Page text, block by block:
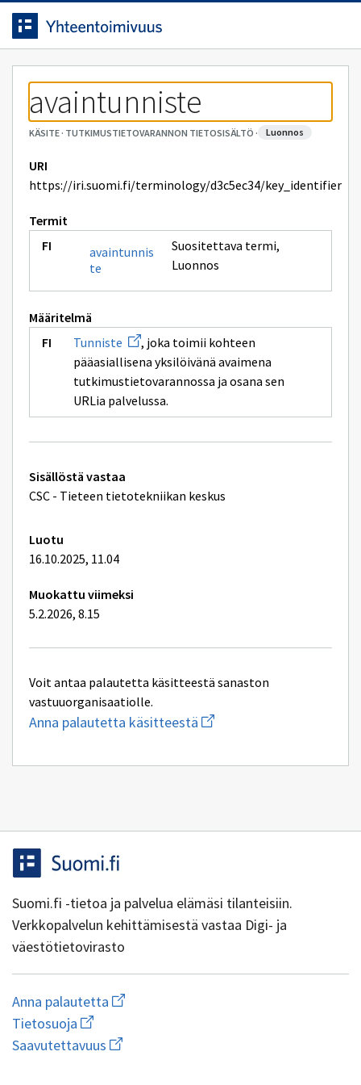
Siirrytty
sivulle
Siirry suoraan sisältöön.
avaintunniste
KÄSITE· TUTKIMUSTIETOVARANNON TIETOSISÄLTÖ · luonnos
URI
https://iri.suomi.fi/terminology/d3c5ec34/key_identifier
Termit
avaintunnis
te
Suositettava termi,
Luonnos
Määritelmä
Tunniste Avaa
uuden
ikkunan
sivulle
Tunniste
, joka toimii kohteen
pääasiallisena yksilöivänä avaimena
tutkimustietovarannossa ja osana sen
URLia palvelussa.
Tekniset
lisätiedot
Sisällöstä vastaa
CSC - Tieteen tietotekniikan keskus
Luotu
16.10.2025, 11.04
Muokattu viimeksi
5.2.2026, 8.15
Voit antaa palautetta käsitteestä sanaston
vastuuorganisaatiolle.
Anna palautetta käsitteestä Aloita
uuden
kirjoitus
Suomi.fi -tietoa ja palvelua elämäsi tilanteisiin.
Verkkopalvelun kehittämisestä vastaa Digi- ja
väestötietovirasto
Anna palautetta Aloita
uuden
kirjoitus
osoitteeseen
Tietosuoja Avaa
linkki
uuteen
Saavutettavuus Avaa
linkki